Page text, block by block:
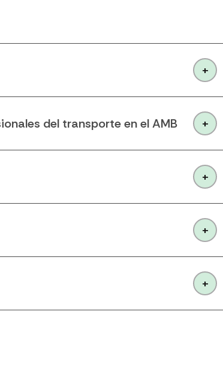
del transporte en el AMB